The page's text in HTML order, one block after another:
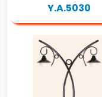
Y.A.5030